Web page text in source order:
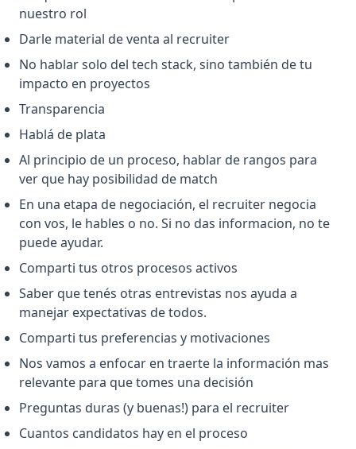
nuestro rol
Darle material de venta al recruiter
No hablar solo del tech stack, sino también de tu
impacto en proyectos
Transparencia
Hablá de plata
Al principio de un proceso, hablar de rangos para
ver que hay posibilidad de match
En una etapa de negociación, el recruiter negocia
con vos, le hables o no. Si no das informacion, no te
puede ayudar.
Comparti tus otros procesos activos
Saber que tenés otras entrevistas nos ayuda a
manejar expectativas de todos.
Comparti tus preferencias y motivaciones
Nos vamos a enfocar en traerte la información mas
relevante para que tomes una decisión
Preguntas duras (y buenas!) para el recruiter
Cuantos candidatos hay en el proceso